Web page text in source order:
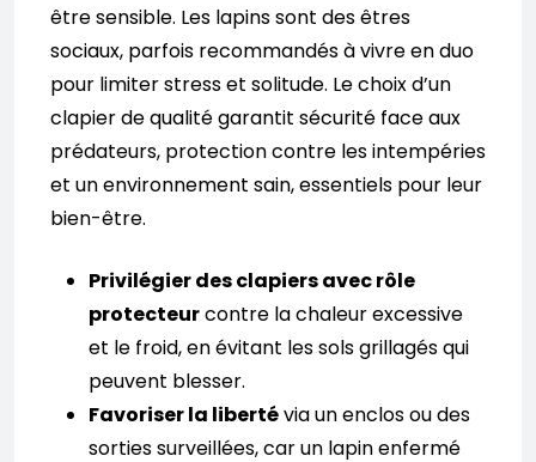
être sensible. Les lapins sont des êtres
sociaux, parfois recommandés à vivre en duo
pour limiter stress et solitude. Le choix d’un
clapier de qualité garantit sécurité face aux
prédateurs, protection contre les intempéries
et un environnement sain, essentiels pour leur
bien-être.
Privilégier des clapiers avec rôle
protecteurcontre la chaleur excessive
et le froid, en évitant les sols grillagés qui
peuvent blesser.
Favoriser la libertévia un enclos ou des
sorties surveillées, car un lapin enfermé